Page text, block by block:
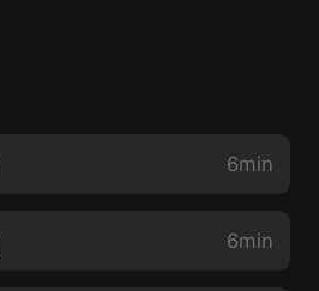
6min
6min